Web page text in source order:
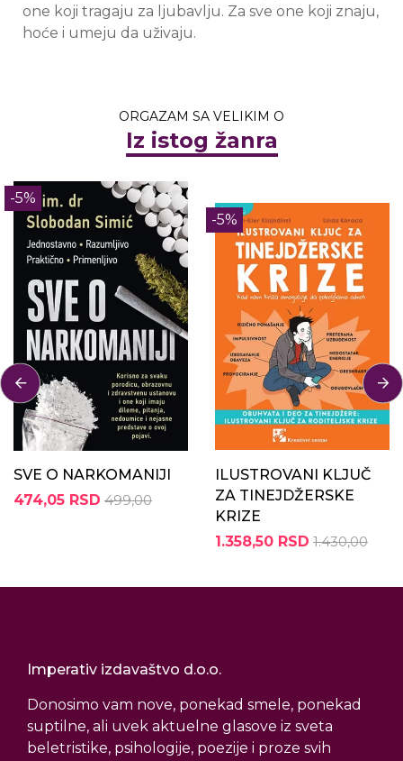
one koji tragaju za ljubavlju. Za sve one koji znaju,
hoće i umeju da uživaju.
ORGAZAM SA VELIKIM O
Iz istog žanra
-5%
SVE O NARKOMANIJI
474,05 RSD 499,00
-5%
ILUSTROVANI KLJUČ
ZA TINEJDŽERSKE
KRIZE
1.358,50 RSD 1.430,00
Imperativ izdavaštvo d.o.o.
Donosimo vam nove, ponekad smele, ponekad
suptilne, ali uvek aktuelne glasove iz sveta
beletristike, psihologije, poezije i proze svih